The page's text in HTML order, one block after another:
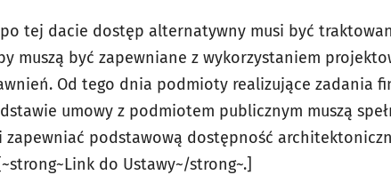
po tej dacie dostęp alternatywny musi być
muszą być zapewniane z wykorzystaniem
Od tego dnia podmioty realizujące zadania
umowy z podmiotem publicznym muszą
zapewniać podstawową dostępność
do Ustawy~/strong~.]